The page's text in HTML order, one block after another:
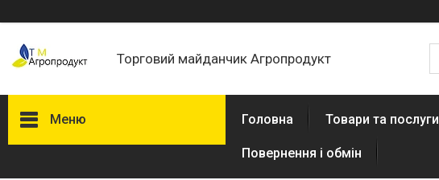
Торговий майданчик Агропродукт
Меню Головна Товари та послуги
Повернення і обмін